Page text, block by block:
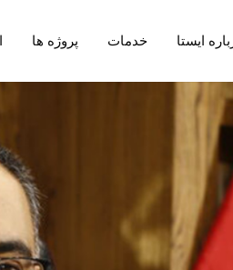
ایستا خدمات پروژه ها